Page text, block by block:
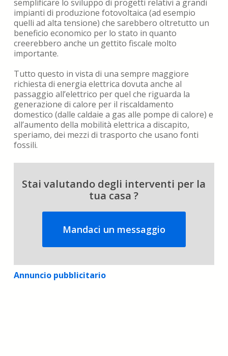
semplificare lo sviluppo di progetti relativi a grandi
impianti di produzione fotovoltaica (ad esempio
quelli ad alta tensione) che sarebbero oltretutto un
beneficio economico per lo stato in quanto
creerebbero anche un gettito fiscale molto
importante.
Tutto questo in vista di una sempre maggiore
richiesta di energia elettrica dovuta anche al
passaggio all’elettrico per quel che riguarda la
generazione di calore per il riscaldamento
domestico (dalle caldaie a gas alle pompe di calore) e
all’aumento della mobilità elettrica a discapito,
speriamo, dei mezzi di trasporto che usano fonti
fossili.
Stai valutando degli interventi per la
tua casa ?
Mandaci un messaggio
Annuncio pubblicitario